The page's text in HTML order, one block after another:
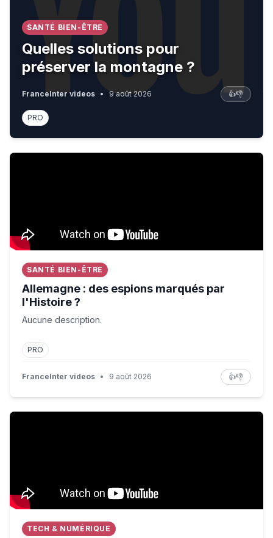
SANTÉ BIEN-ÊTRE
Quelles solutions pour
préserver la montagne ?
FranceInter videos • 9 août 2026 👍👎
PRO
Allemagne : des espions marqués par l'Histoire ?
SANTÉ BIEN-ÊTRE
Allemagne : des espions marqués par
l'Histoire ?
Aucune description.
PRO
FranceInter videos • 9 août 2026 👍👎
Elon Musk a inventé Google Maps 10 ans avant Google
TECH & NUMÉRIQUE